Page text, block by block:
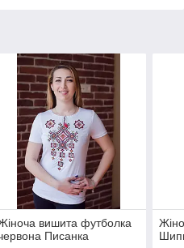
вишита футболка
Писанка